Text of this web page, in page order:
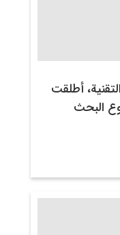
أطلقت
البحث